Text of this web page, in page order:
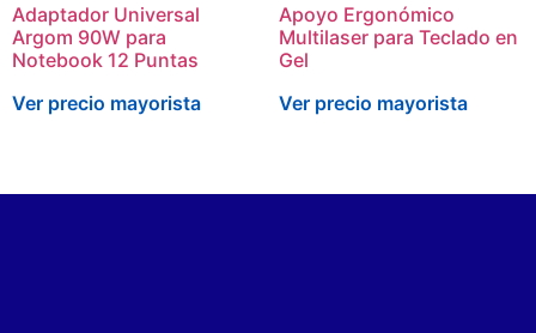
Adaptador Universal
Argom 90W para
Notebook 12 Puntas
Ver precio mayorista
Apoyo Ergonómico
Multilaser para Teclado en
Gel
Ver precio mayorista